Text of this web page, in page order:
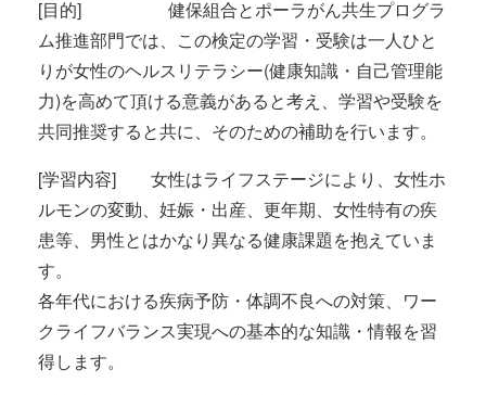
[目的] 健保組合とポーラがん共生プログラ
ム推進部門では、この検定の学習・受験は一人ひと
りが女性のヘルスリテラシー(健康知識・自己管理能
力)を高めて頂ける意義があると考え、学習や受験を
共同推奨すると共に、そのための補助を行います。
[学習内容] 女性はライフステージにより、女性ホ
ルモンの変動、妊娠・出産、更年期、女性特有の疾
患等、男性とはかなり異なる健康課題を抱えていま
す。
各年代における疾病予防・体調不良への対策、ワー
クライフバランス実現への基本的な知識・情報を習
得します。